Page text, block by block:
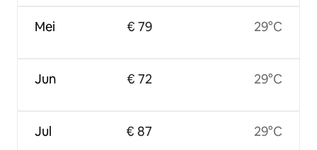
Mei
Jun
Jul
€ 79
€ 72
€ 87
29°C
29°C
29°C